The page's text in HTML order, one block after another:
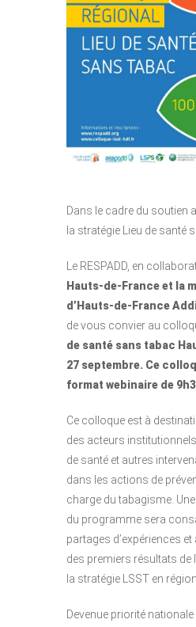
Dans le cadre du soutien
la stratégie Lieu de santé
Le RESPADD, en
Hauts-de-France et la
d’Hauts-de-France
de vous convier au
de santé sans tabac
27 septembre. Ce
format webinaire de
Ce colloque est à
des acteurs
de santé et autres
dans les actions de
charge du tabagisme.
du programme sera
partages d’expériences
des premiers résultats de
la stratégie LSST en
Devenue priorité nationale